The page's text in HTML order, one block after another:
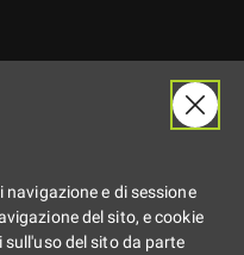
e di sessione
del sito, e cookie
del sito da parte